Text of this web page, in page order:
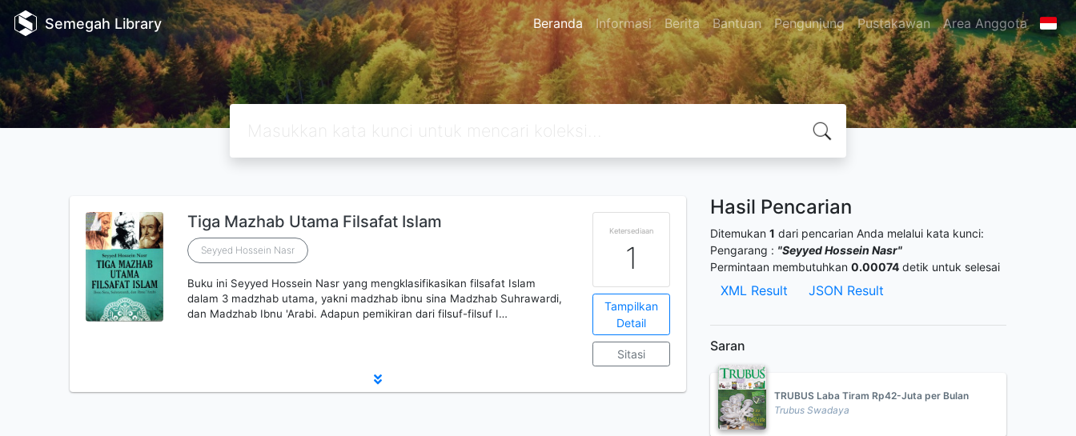
Semegah Library Beranda Informasi Berita Bantuan Pengunjung Pustakawan Area Anggota
Tiga Mazhab Utama Filsafat Islam
Seyyed Hossein Nasr
Buku ini Seyyed Hossein Nasr yang mengklasifikasikan filsafat Islam
dalam 3 madzhab utama, yakni madzhab ibnu sina Madzhab Suhrawardi,
dan Madzhab Ibnu 'Arabi. Adapun pemikiran dari filsuf-filsuf I…
Ketersediaan
1
Tampilkan
Detail
Sitasi
Hasil Pencarian
Ditemukan 1 dari pencarian Anda melalui kata kunci:
Pengarang : "Seyyed Hossein Nasr"
Permintaan membutuhkan 0.00074 detik untuk selesai
XML Result JSON Result
Saran
TRUBUS Laba Tiram Rp42-Juta per Bulan
Trubus Swadaya